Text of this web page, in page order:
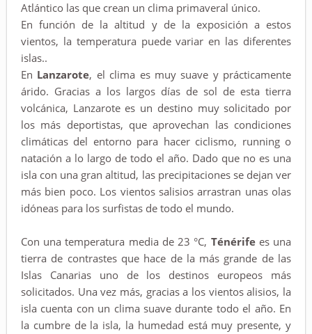
Atlántico las que crean un clima primaveral único.
En función de la altitud y de la exposición a estos
vientos, la temperatura puede variar en las diferentes
islas..
En Lanzarote, el clima es muy suave y prácticamente
árido. Gracias a los largos días de sol de esta tierra
volcánica, Lanzarote es un destino muy solicitado por
los más deportistas, que aprovechan las condiciones
climáticas del entorno para hacer ciclismo, running o
natación a lo largo de todo el año. Dado que no es una
isla con una gran altitud, las precipitaciones se dejan ver
más bien poco. Los vientos salisios arrastran unas olas
idóneas para los surfistas de todo el mundo.
Con una temperatura media de 23 °C, Ténérifees una
tierra de contrastes que hace de la más grande de las
Islas Canarias uno de los destinos europeos más
solicitados. Una vez más, gracias a los vientos alisios, la
isla cuenta con un clima suave durante todo el año. En
la cumbre de la isla, la humedad está muy presente, y